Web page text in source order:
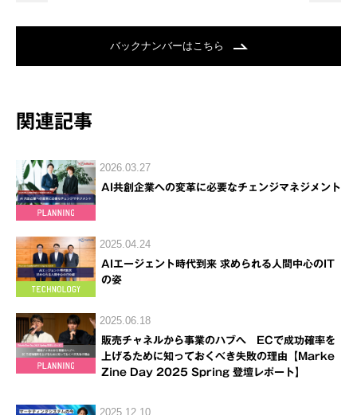
バックナンバーはこちら
関連記事
2026.03.27
AI共創企業への変革に必要なチェンジマネジメント
2025.04.24
AIエージェント時代到来 求められる人間中心のIT
の姿
2025.06.18
販売チャネルから事業のハブへ ECで成功確率を
上げるために知っておくべき失敗の理由【Marke
Zine Day 2025 Spring 登壇レポート】
2025.12.10